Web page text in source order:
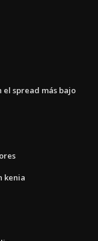
spread más bajo
kenia